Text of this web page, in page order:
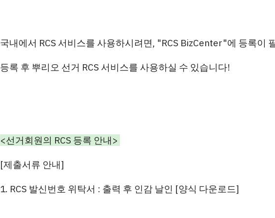
국내에서 RCS 서비스를 사용하시려면, "RCS BizCenter"에 등록이
등록 후 뿌리오 선거 RCS 서비스를 사용하실 수 있습니다!
<선거회원의 RCS 등록 안내>
[제출서류 안내]
1. RCS 발신번호 위탁서 : 출력 후 인감 날인 [양식 다운로드]